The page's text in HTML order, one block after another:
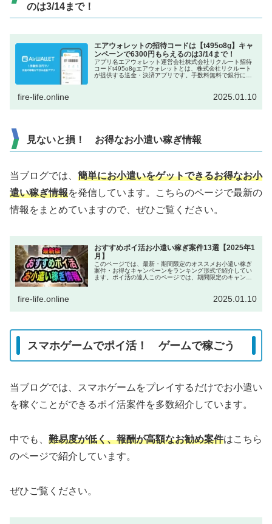
のは3/14まで！
エアウォレットの招待コードは【t495o8g】キャ
ンペーンで6300円もらえるのは3/14まで！
アプリ名エアウォレット運営会社株式会社リクルート招待
コードt495o8gエアウォレットとは、株式会社リクルート
が提供する送金・決済アプリです。手数料無料で銀行に入
fire-life.online 2025.01.10
見ないと損！ お得なお小遣い稼ぎ情報
当ブログでは、 簡単にお小遣いをゲットできるお得なお小
遣い稼ぎ情報を発信しています。こちらのページで最新の
情報をまとめていますので、ぜひご覧ください。
おすすめポイ活お小遣い稼ぎ案件13選【2025年1
月】
このページでは、最新・期間限定のオススメお小遣い稼ぎ
案件・お得なキャンペーンをランキング形式で紹介してい
ます。ポイ活の達人このページでは、期間限定のキャンペ
fire-life.online 2025.01.10
スマホゲームでポイ活！ ゲームで稼ごう
当ブログでは、スマホゲームをプレイするだけでお小遣い
を稼ぐことができるポイ活案件を多数紹介しています。
中でも、 難易度が低く、報酬が高額なお勧め案件はこちら
のページで紹介しています。
ぜひご覧ください。